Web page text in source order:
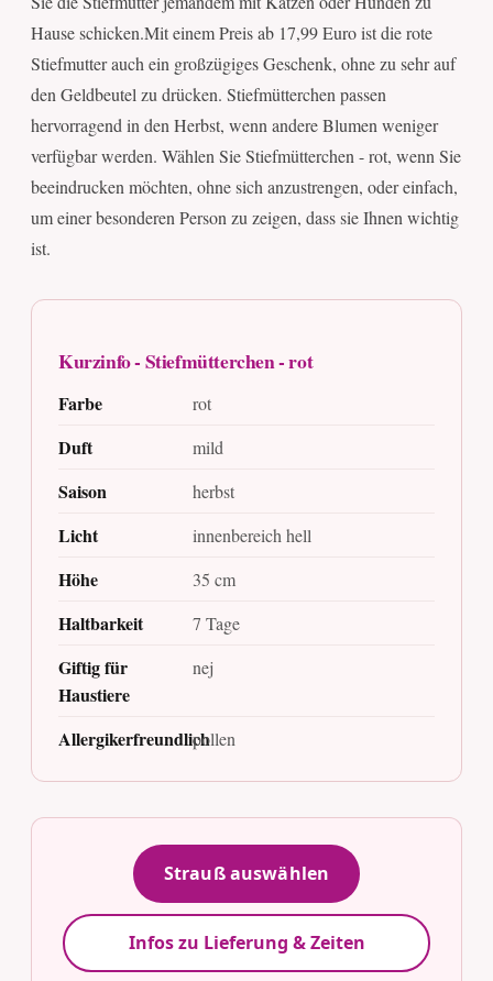
Hause schicken.Mit einem Preis ab 17,99 Euro ist die rote
Stiefmutter auch ein großzügiges Geschenk, ohne zu sehr auf
den Geldbeutel zu drücken. Stiefmütterchen passen
hervorragend in den Herbst, wenn andere Blumen weniger
verfügbar werden. Wählen Sie Stiefmütterchen - rot, wenn Sie
beeindrucken möchten, ohne sich anzustrengen, oder einfach,
um einer besonderen Person zu zeigen, dass sie Ihnen wichtig
ist.
Kurzinfo - Stiefmütterchen - rot
Farbe rot
Duft mild
Saison herbst
Licht innenbereich hell
Höhe 35 cm
Haltbarkeit 7 Tage
Giftig für
Haustiere
nej
Allergikerfreundlichpollen
Strauß auswählen
Infos zu Lieferung & Zeiten